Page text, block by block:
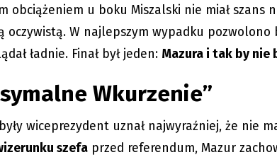
obciążeniem u boku Miszalski nie miał
oczywistą. W najlepszym wypadku
ładnie. Finał był jeden: Mazura i tak by nie
Wkurzenie”
wiceprezydent uznał najwyraźniej, że nie
szefa przed referendum, Mazur